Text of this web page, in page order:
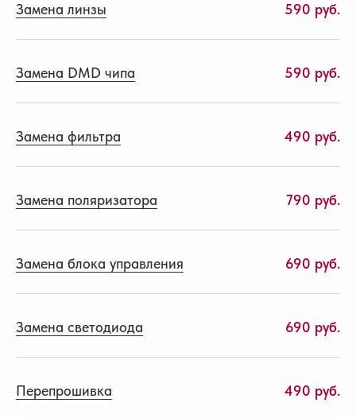
Замена линзы 590 руб.
Замена DMD чипа 590 руб.
Замена фильтра 490 руб.
Замена поляризатора 790 руб.
Замена блока управления 690 руб.
Замена светодиода 690 руб.
Перепрошивка 490 руб.